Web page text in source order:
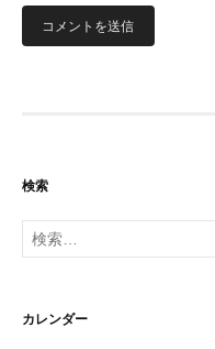
検索
検
索:
カレンダー